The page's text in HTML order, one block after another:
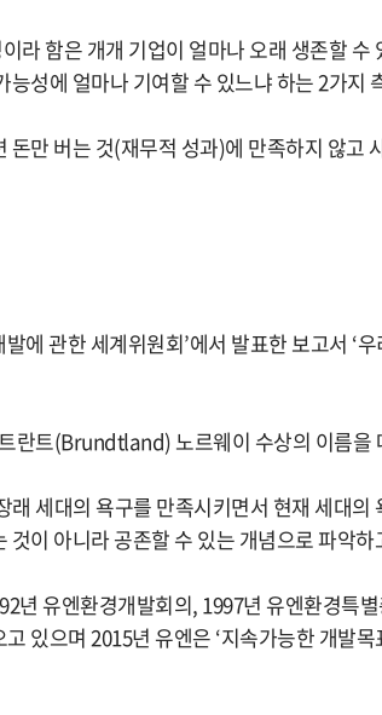
라 함은 개개 기업이 얼마나 오래 생존할
능성에 얼마나 기여할 수 있느냐 하는 2가지
돈만 버는 것(재무적 성과)에 만족하지 않고
에 관한 세계위원회’에서 발표한 보고서 ‘
란트(Brundtland) 노르웨이 수상의 이름을
래 세대의 욕구를 만족시키면서 현재 세대
것이 아니라 공존할 수 있는 개념으로 파악하
년 유엔환경개발회의, 1997년 유엔환경특
있으며 2015년 유엔은 ‘지속가능한 개발